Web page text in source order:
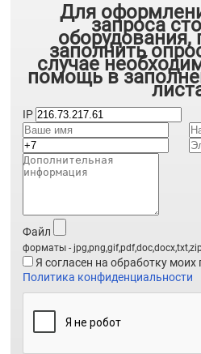
Для
запроса
заполнить
случае
помощь в
IP
Файл
форматы -
Я согласен на обработку
Политика конфиденциальности